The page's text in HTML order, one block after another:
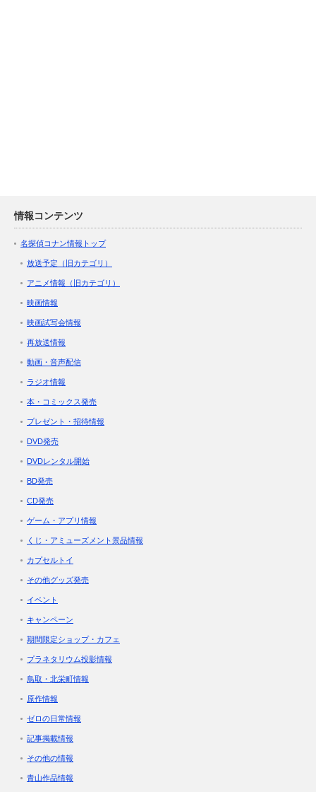
情報コンテンツ
名探偵コナン情報トップ
放送予定（旧カテゴリ）
アニメ情報（旧カテゴリ）
映画情報
映画試写会情報
再放送情報
動画・音声配信
ラジオ情報
本・コミックス発売
プレゼント・招待情報
DVD発売
DVDレンタル開始
BD発売
CD発売
ゲーム・アプリ情報
くじ・アミューズメント景品情報
カプセルトイ
その他グッズ発売
イベント
キャンペーン
期間限定ショップ・カフェ
プラネタリウム投影情報
鳥取・北栄町情報
原作情報
ゼロの日常情報
記事掲載情報
その他の情報
青山作品情報